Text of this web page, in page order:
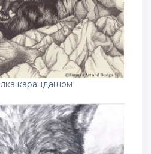
карандашом